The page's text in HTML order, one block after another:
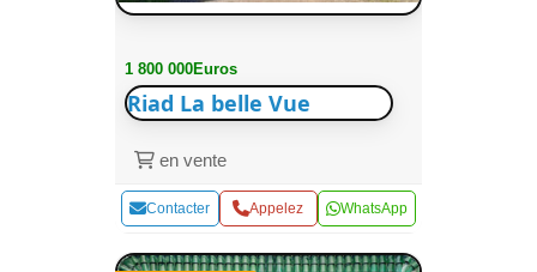
1 800 000Euros
Riad La belle Vue
en vente
Contacter Appelez WhatsApp